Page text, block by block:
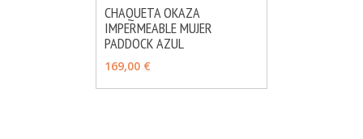
AÑADIR
CHAQUETA OKAZA
IMPERMEABLE MUJER
PADDOCK AZUL
169,00 €